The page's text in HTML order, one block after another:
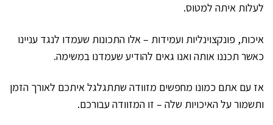
לעלות איתה למטוס.
איכות, פונקצוינליות ועמידות – אלו התכונות שעמדו לנגד עניינו
כאשר תכננו אותה ואנו גאים להודיע שעמדנו במשימה.
אז עם אתם כמונו מחפשים מזוודה שתתגלגל איתכם לאורך הזמן
ותשמור על האיכויות שלה – זו המזוודה עבורכם.